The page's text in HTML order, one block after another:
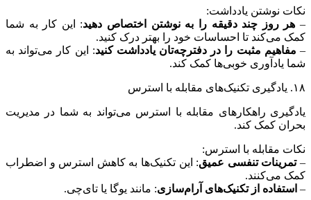
نکات نوشتن یادداشت:
– هر روز چند دقیقه را به نوشتن اختصاص دهید: این کار به شما
کمک می‌کند تا احساسات خود را بهتر درک کنید.
– مفاهیم مثبت را در دفترچه‌تان یادداشت کنید: این کار می‌تواند به
شما یادآوری خوبی‌ها کمک کند.
۱۸. یادگیری تکنیک‌های مقابله با استرس
یادگیری راهکارهای مقابله با استرس می‌تواند به شما در مدیریت
بحران کمک کند.
نکات مقابله با استرس:
–تمرینات تنفسی عمیق: این تکنیک‌ها به کاهش استرس و اضطراب
کمک می‌کنند.
– استفاده از تکنیک‌های آرام‌سازی: مانند یوگا یا تای‌چی.